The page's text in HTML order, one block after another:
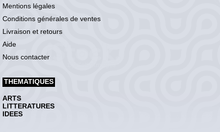
Mentions légales
Conditions générales de ventes
Livraison et retours
Aide
Nous contacter
THEMATIQUES
ARTS
LITTERATURES
IDEES